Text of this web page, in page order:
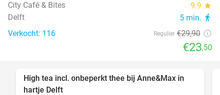
City Café & Bites
9.9 star
Delft 5 min. directions_walk
Verkocht: 116 Regulier €29,90
€23,50
29%
High tea incl. onbeperkt thee bij Anne&Max in
hartje Delft